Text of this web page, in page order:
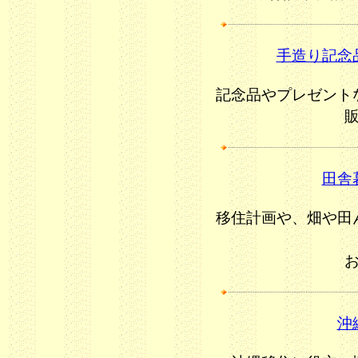
手造り記
記念品やプレゼン
田舎
移住計画や、畑や
沖